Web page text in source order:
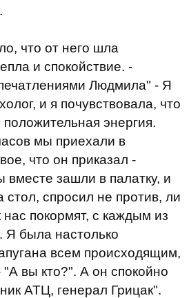
что от него шла
и спокойствие. -
Людмила" - Я
и я почувствовала, что
положительная энергия.
мы приехали в
что он приказал -
зашли в палатку, и
стол, спросил не против, ли
нас покормят, с каждым из
Я была настолько
всем происходящим,
"А вы кто?". А он спокойно
АТЦ, генерал Грицак".